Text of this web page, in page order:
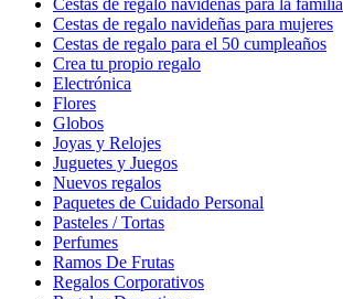
Cestas de regalo navideñas para mujeres
Cestas de regalo para el 50 cumpleaños
Crea tu propio regalo
Electrónica
Flores
Globos
Joyas y Relojes
Juguetes y Juegos
Nuevos regalos
Paquetes de Cuidado Personal
Pasteles / Tortas
Perfumes
Ramos De Frutas
Regalos Corporativos